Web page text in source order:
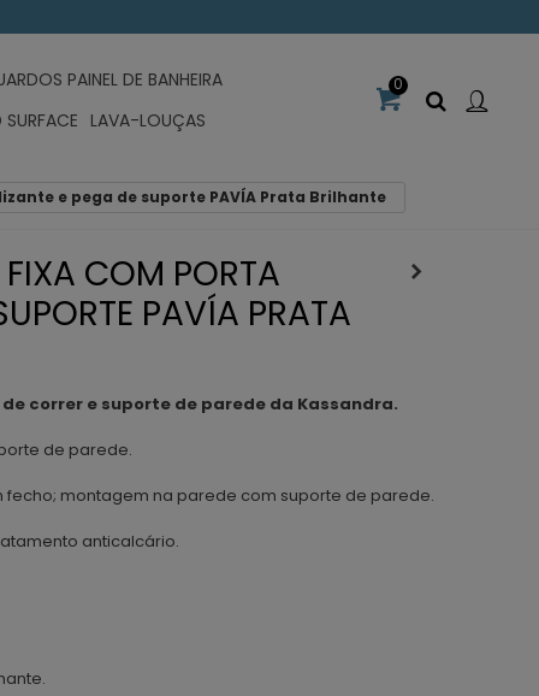
PAINEL DE BANHEIRA
LAVA-LOUÇAS
0
e pega de suporte PAVÍA Prata Brilhante
COM PORTA
PAVÍA PRATA
correr e suporte de parede da Kassandra.
de parede.
montagem na parede com suporte de parede.
anticalcário.